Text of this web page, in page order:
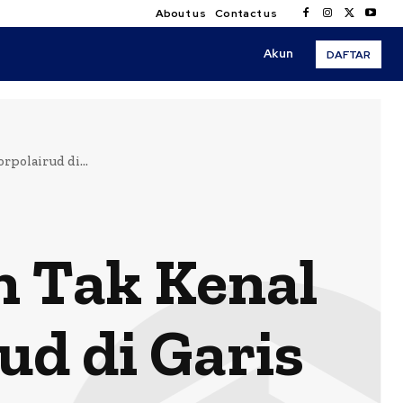
About us Contact us
Akun DAFTAR
di...
Tak Kenal
di Garis